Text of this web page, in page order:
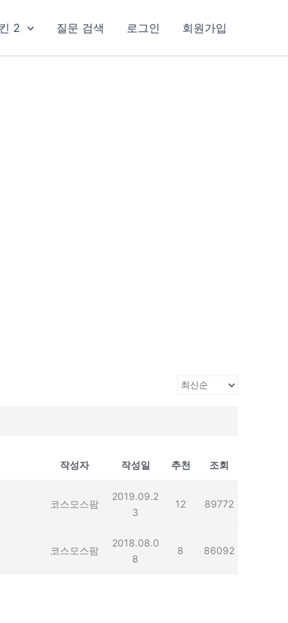
2 질문 검색 로그인 회원가입
작성자 작성일 추천 조회
코스모스팜
2019.09.2
3
12 89772
코스모스팜
2018.08.0
8
8 86092